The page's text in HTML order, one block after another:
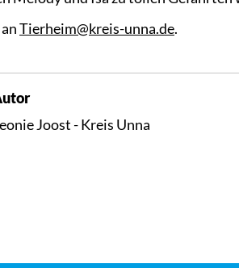
Tierheim@kreis-unna.de.
Joost - Kreis Unna